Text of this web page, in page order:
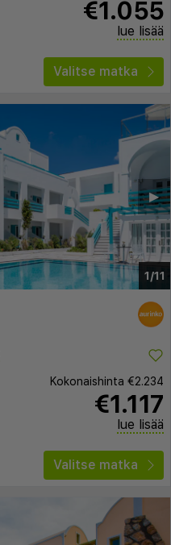
€1.055
lue lisää
Valitse matka
1/11
▶︎
Kokonaishinta €2.234
€1.117
lue lisää
Valitse matka